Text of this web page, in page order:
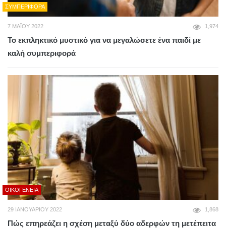
ΣΥΜΠΕΡΙΦΟΡΆ
7 ΜΑΪ́ΟΥ 2022 1,974
Το εκπληκτικό μυστικό για να μεγαλώσετε ένα παιδί με
καλή συμπεριφορά
ΟΙΚΟΓΈΝΕΙΑ
29 ΙΑΝΟΥΑΡΊΟΥ 2022 1,868
Πώς επηρεάζει η σχέση μεταξύ δύο αδερφών τη μετέπειτα